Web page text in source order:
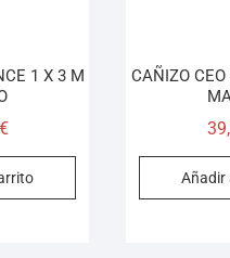
1 X 3 M
€
CAÑIZO
Añadir